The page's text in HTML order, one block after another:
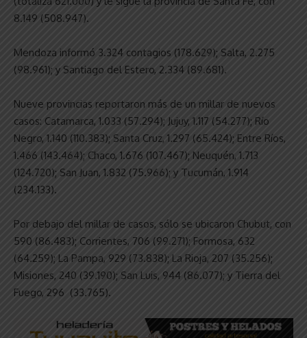
8.149 (508.947).
Mendoza informó 3.324 contagios (178.629); Salta, 2.275
(98.961); y Santiago del Estero, 2.334 (89.681).
Nueve provincias reportaron más de un millar de nuevos
casos: Catamarca, 1.033 (57.294); Jujuy, 1.117 (54.277); Río
Negro, 1.140 (110.383); Santa Cruz, 1.297 (65.424); Entre Ríos,
1.466 (143.464); Chaco, 1.676 (107.467); Neuquén, 1.713
(124.720); San Juan, 1.832 (75.966); y Tucumán, 1.914
(234.133).
Por debajo del millar de casos, sólo se ubicaron Chubut, con
590 (86.483); Corrientes, 706 (99.271); Formosa, 632
(64.259); La Pampa, 929 (73.838); La Rioja, 207 (35.256);
Misiones, 240 (39.190); San Luis, 944 (86.077); y Tierra del
Fuego, 296 (33.765).